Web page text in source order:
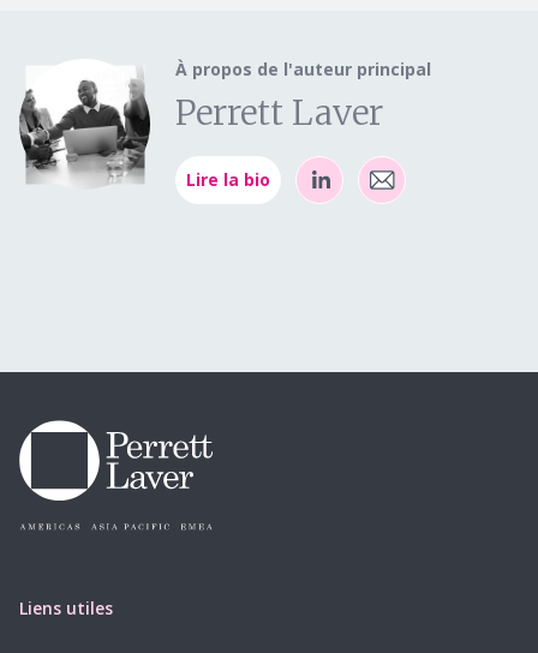
À propos de l'auteur principal
Perrett Laver
Lire la bio
Liens utiles